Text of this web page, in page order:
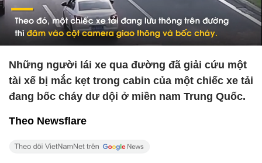
Những người lái xe qua đường đã giải cứu một
tài xế bị mắc kẹt trong cabin của một chiếc xe tải
đang bốc cháy dư dội ở miền nam Trung Quốc.
Theo Newsflare